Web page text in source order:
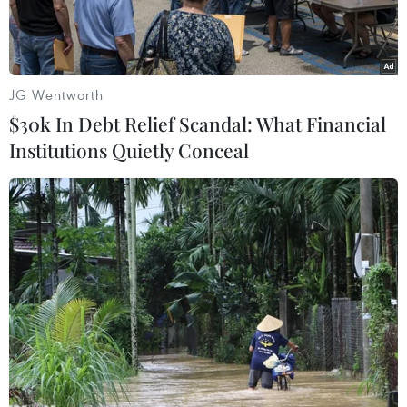
Cảnh sát Pháp tham gia chiến dịch truy quét nghi can khủng bố
ở Saint-Denis. (Nguồn: THX/TTXVN)
Trong thời gian gần đây, liên tiếp các vụ tấn
công khủng bố đẫm máu xảy ra tại nhiều quốc
gia trên thế giới như Thái Lan, Indonesia, Pháp,
Burkina Faso....
JG Wentworth
$30k In Debt Relief Scandal: What Financial
Institutions Quietly Conceal